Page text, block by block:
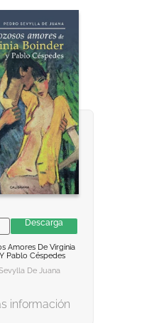
AL CARRITO
AL CARRITO
Descarga
Amores De Virginia
Pablo Céspedes
De Juana
información